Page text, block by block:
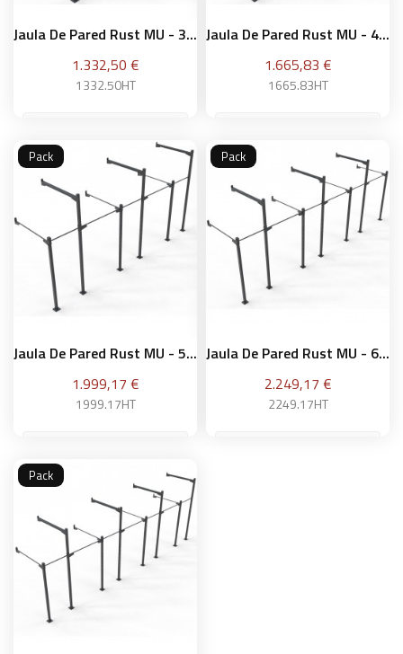
Jaula De Pared Rust MU - 3...
Precio
1.332,50 €
1332.50HT
Añadir a la cesta
Jaula De Pared Rust MU - 4...
Precio
1.665,83 €
1665.83HT
Añadir a la cesta
Jaula De Pared Rust MU - 5...
Precio
1.999,17 €
1999.17HT
Añadir a la cesta
Pack
Jaula De Pared Rust MU - 6...
Precio
2.249,17 €
2249.17HT
Pack
Pack